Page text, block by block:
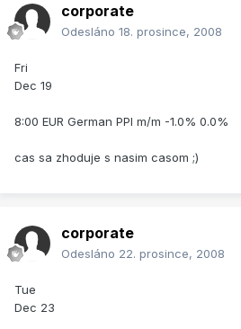
corporate
Odesláno 18. prosince, 2008
Fri
Dec 19
8:00 EUR German PPI m/m -1.0% 0.0%
cas sa zhoduje s nasim casom ;)
corporate
Odesláno 22. prosince, 2008
Tue
Dec 23